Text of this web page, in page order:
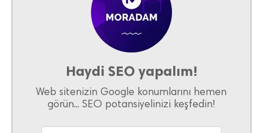
Haydi SEO yapalım!
Web sitenizin Google konumlarını hemen
görün... SEO potansiyelinizi keşfedin!